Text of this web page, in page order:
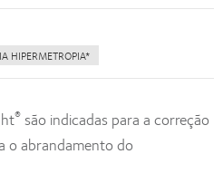
HIPERMETROPIA*
® são indicadas para a correção
o abrandamento do